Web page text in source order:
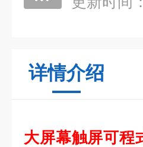
详情介绍
大屏幕触屏可程